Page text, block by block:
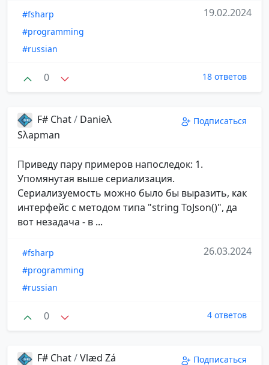
#fsharp
#programming
#russian
19.02.2024
0 18 ответов
F# Chat/ Danieλ
Sλapman
Подписаться
Приведу пару примеров напоследок: 1.
Упомянутая выше сериализация.
Сериализуемость можно было бы выразить, как
интерфейс с методом типа "string ToJson()", да
вот незадача - в ...
#fsharp
#programming
#russian
26.03.2024
0 4 ответов
F# Chat/Vlæd Zá Подписаться